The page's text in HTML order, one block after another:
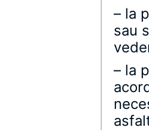
– la
sau
– la